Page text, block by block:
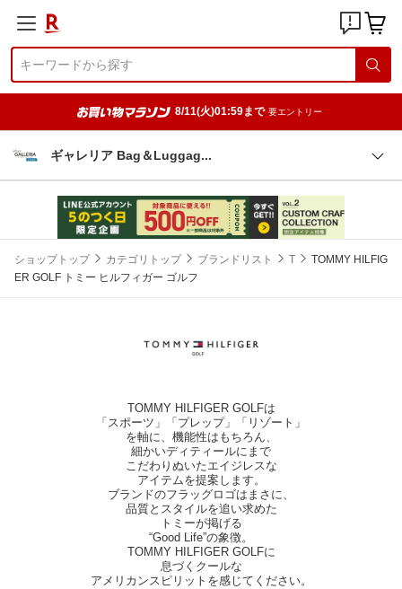
8/11(火)01:59まで 要エントリー
ギャレリア Bag＆Luggag
ショップトップ カテゴリトップ ブランドリスト T
TOMMY HILFIG
ER GOLF トミー ヒルフィガー ゴルフ
TOMMY HILFIGER GOLFは
「スポーツ」「プレップ」「リゾート」
を軸に、機能性はもちろん、
細かいディティールにまで
こだわりぬいたエイジレスな
アイテムを提案します。
ブランドのフラッグロゴはまさに、
品質とスタイルを追い求めた
トミーが掲げる
“Good Life”の象徴。
TOMMY HILFIGER GOLFに
息づくクールな
アメリカンスピリットを感じてください。